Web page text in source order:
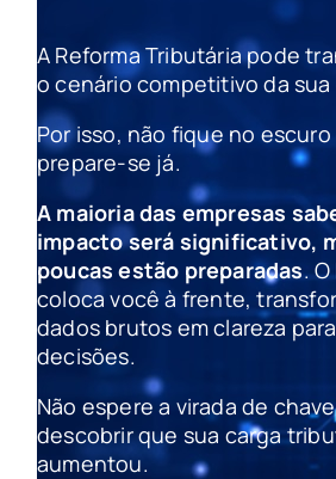
A Reforma Tributária pode
o cenário competitivo da sua
Por isso, não fique no escuro
prepare-se já.
A maioria das empresas
impacto será significativo,
poucas estão preparadas.
coloca você à frente,
dados brutos em clareza
decisões.
Não espere a virada de
descobrir que sua carga
aumentou.